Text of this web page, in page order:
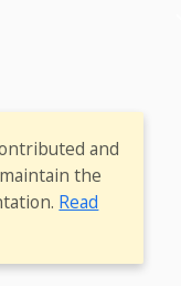
and
the
Read